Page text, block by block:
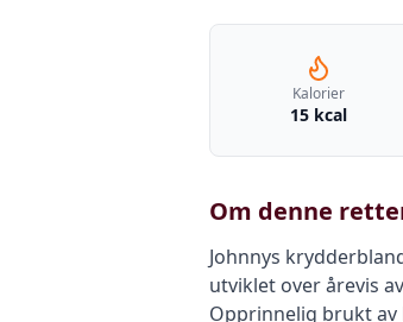
Kalorier
15 kcal
Om denne
Johnnys
utviklet over årevis
Opprinnelig brukt